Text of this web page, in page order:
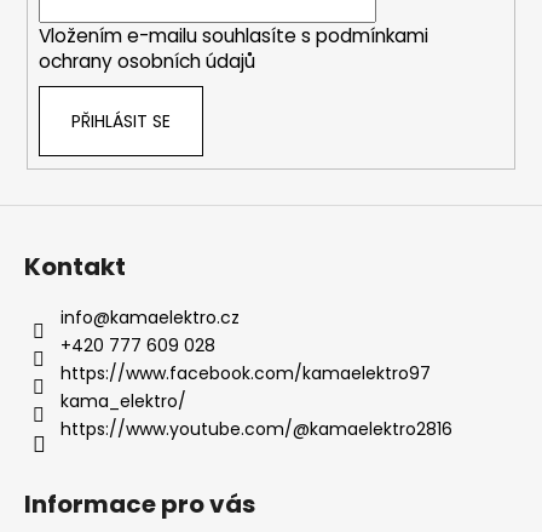
e
n
a
í
?
Vložením e-mailu souhlasíte s podmínkami
ochrany osobních údajů
PŘIHLÁSIT SE
Kontakt
info@kamaelektro.cz
+420 777 609 028
https://www.facebook.com/kamaelektro97
kama_elektro/
https://www.youtube.com/@kamaelektro2816
Informace pro vás